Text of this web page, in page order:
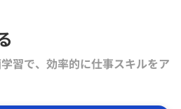
習で、効率的に仕事スキルをア